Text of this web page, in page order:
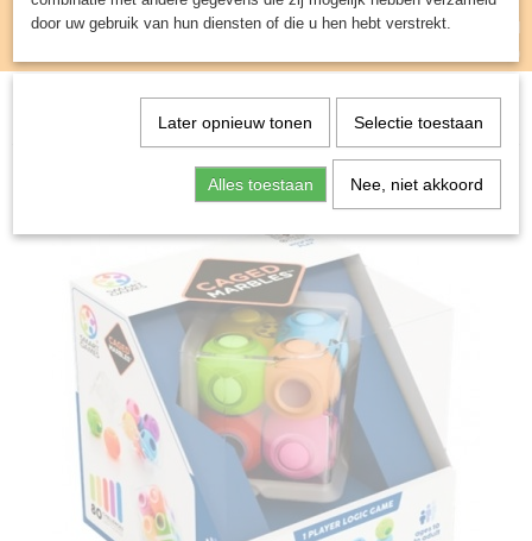
Inloggen Registreren
UW WINKELWAGEN
(0)
Spellen & Puzzels> Caged Marbles - Bordspel
door uw gebruik van hun diensten of die u hen hebt verstrekt.
Later opnieuw tonen Selectie toestaan
Alles toestaan Nee, niet akkoord